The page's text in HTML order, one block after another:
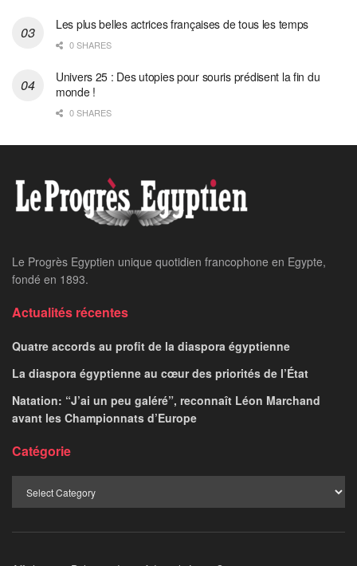
Les plus belles actrices françaises de tous les temps
0 SHARES
Univers 25 : Des utopies pour souris prédisent la fin du
monde !
0 SHARES
Le Progrès Egyptien unique quotidien francophone en Egypte,
fondé en 1893.
Actualités récentes
Quatre accords au profit de la diaspora égyptienne
La diaspora égyptienne au cœur des priorités de l’État
Natation: “J’ai un peu galéré”, reconnaît Léon Marchand
avant les Championnats d’Europe
Catégorie